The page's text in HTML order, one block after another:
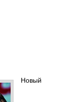
Новый